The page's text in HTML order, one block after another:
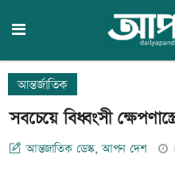
আন্তর্জাতিক
সবচেয়ে বিধ্বংসী
আন্তজাতিক ডেস্ক, আপন দেশ